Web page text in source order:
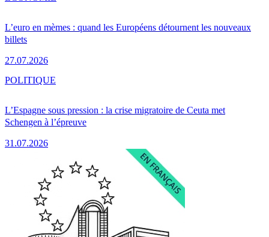
L’euro en mèmes : quand les Européens détournent les nouveaux
billets
27.07.2026
L’Espagne sous pression : la crise migratoire de Ceuta met
Schengen à l’épreuve
31.07.2026
POLITIQUE